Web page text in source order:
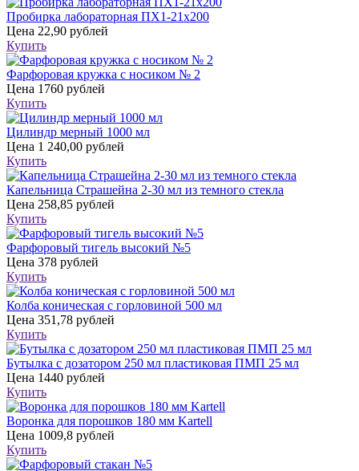
Пробирка лабораторная ПХ1-21х200
Цена 22,90 рублей
Купить
Фарфоровая кружка с носиком № 2
Цена 1760 рублей
Купить
Цилиндр мерный 1000 мл
Цена 1 240,00 рублей
Купить
Капельница Страшейна 2-30 мл из темного стекла
Цена 258,85 рублей
Купить
Фарфоровый тигель высокий №5
Цена 378 рублей
Купить
Колба коническая с горловиной 500 мл
Цена 351,78 рублей
Купить
Бутылка с дозатором 250 мл пластиковая ПМП 25 мл
Цена 1440 рублей
Купить
Воронка для порошков 180 мм Kartell
Цена 1009,8 рублей
Купить